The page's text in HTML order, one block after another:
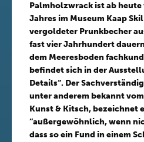
Palmholzwrack ist ab
Jahres im Museum Kaap
vergoldeter Prunkbecher
fast vier Jahrhundert
dem Meeresboden
befindet sich in der
Details“. Der
unter anderem bekannt
Kunst & Kitsch, bezeichnet
“außergewöhnlich, wenn
dass so ein Fund in einem